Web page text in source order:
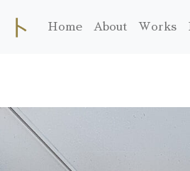
Home About Works